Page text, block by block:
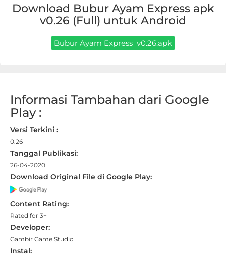
Word
Apps
Auto
&
Vehicles
Beauty
Books
Reference
&
Download Bubur Ayam Express apk
v0.26 (Full) untuk Android
Bubur Ayam Express_v0.26.apk
Informasi Tambahan dari Google
Play :
Versi Terkini :
0.26
Tanggal Publikasi:
26-04-2020
Download Original File di Google Play:
Content Rating:
Rated for 3+
Developer:
Gambir Game Studio
Instal: